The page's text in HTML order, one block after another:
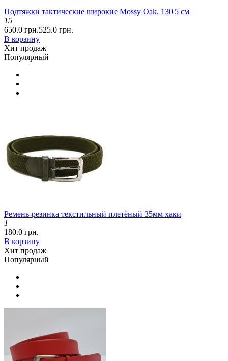
Подтяжки тактические широкие Mossy Oak, 130|5 см
15
650.0 грн.525.0 грн.
В корзину
Хит продаж
Популярный
Ремень-резинка текстильный плетёный 35мм хаки
1
180.0 грн.
В корзину
Хит продаж
Популярный